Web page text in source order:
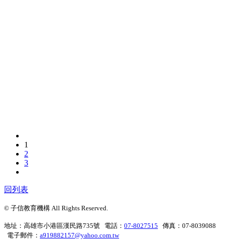
1
2
3
回列表
© 子信教育機構 All Rights Reserved.
地址：高雄市小港區漢民路735號 電話： 07-8027515 傳真：07-8039088
電子郵件： a919882157@yahoo.com.tw